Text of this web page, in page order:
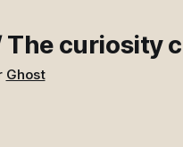
The curiosity
Ghost